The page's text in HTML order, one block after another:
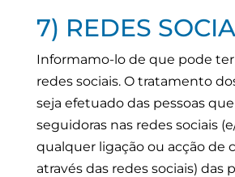
7) REDES
Informamo-lo de que pode
redes sociais. O tratamento
seja efetuado das pessoas
seguidoras nas redes sociais
qualquer ligação ou acção de
através das redes sociais) das